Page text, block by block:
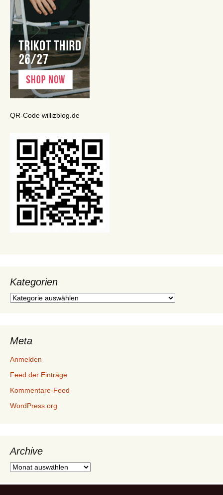
QR-Code willizblog.de
Kategorien
Kategorien
Meta
Anmelden
Feed der Einträge
Kommentare-Feed
WordPress.org
Archive
Archive